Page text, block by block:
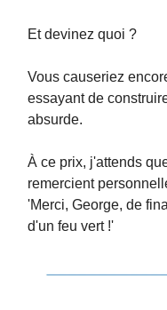
Et devinez quoi ?
Vous causeriez
essayant de
absurde.
À ce prix, j'attends
remercient
'Merci, George, de
d'un feu vert !'